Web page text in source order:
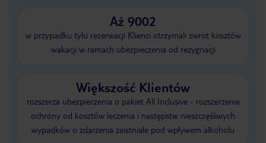
Aż 9002
w przypadku tylu rezerwacji Klienci otrzymali zwrot kosztów
wakacji w ramach ubezpieczenia od rezygnacji
Większość Klientów
rozszerza ubezpieczenia o pakiet All Inclusive - rozszerzenie
ochrony od kosztów leczenia i następstw nieszczęśliwych
wypadków o zdarzenia zaistniałe pod wpływem alkoholu